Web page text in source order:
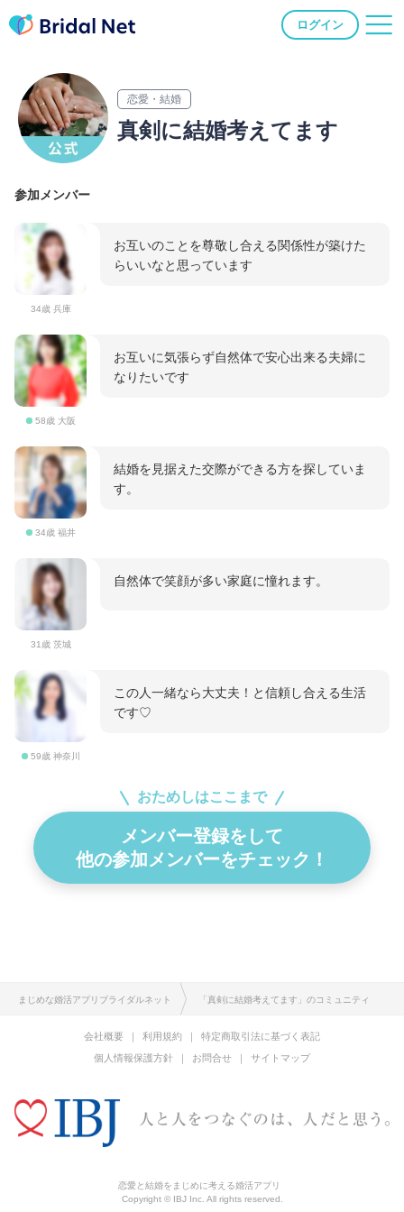
ログイン
恋愛・結婚
真剣に結婚考えてます
参加メンバー
34歳 兵庫
お互いのことを尊敬し合える関係性が築けた
らいいなと思っています
58歳 大阪
お互いに気張らず自然体で安心出来る夫婦に
なりたいです
34歳 福井
結婚を見据えた交際ができる方を探していま
す。
31歳 茨城
自然体で笑顔が多い家庭に憧れます。
59歳 神奈川
この人一緒なら大丈夫！と信頼し合える生活
です♡
おためしはここまで
メンバー登録をして
他の参加メンバーをチェック！
まじめな婚活アプリブライダルネット 「真剣に結婚考えてます」のコミュニティ
会社概要 利用規約
特定商取引法に基づく表記
個人情報保護方針
お問合せ サイトマップ
恋愛と結婚をまじめに考える婚活アプリ
Copyright © IBJ Inc. All rights reserved.